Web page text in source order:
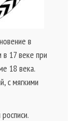
в
17 веке при
18 века.
с мягкими